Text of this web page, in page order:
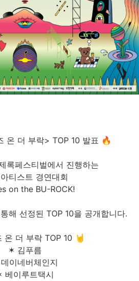
온 더 부락> TOP 10 발표 🔥
록페스티벌에서 진행하는
티스트 경연대회
on the BU-ROCK!
해 선정된 TOP 10을 공개합니다.
온 더 부락 TOP 10 🤘
✶ 김푸름
이네버체인지
베이루트택시